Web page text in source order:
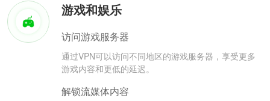
游戏和娱乐
访问游戏服务器
通过VPN可以访问不同地区的游戏服务器，享受更多
游戏内容和更低的延迟。
解锁流媒体内容